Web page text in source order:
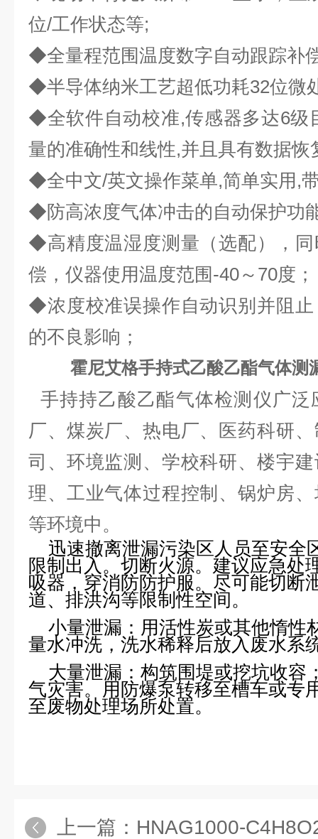
位/工作状态等;
◆全量程范围温度数字自动跟踪补
◆半导体纳米工艺超低功耗32位微
◆全软件自动校准,传感器多达6级
量的准确性和线性,并且具有数据恢
◆全中文/英文操作菜单,简单实用,
◆防高浓度气体冲击的自动保护功
◆高精度温湿度测量（选配），
偿，仪器使用温度范围-40～70度；
◆浓度校准误操作自动识别并阻
的不良影响；
霍尼艾格手持式乙酸乙酯气体测
手持持乙酸乙酯气体检测仪广
厂、煤炭厂、热电厂、医药科研
司、环境监测、学校科研、楼宇
理、工业气体过程控制、锅炉房
等环境中。
迅速撤离泄漏污染区人员至安全
限制出入。切断火源。建议应急处
吸器，穿消防防护服。尽可能切断
道、排洪沟等限制性空间。
小量泄漏：用活性炭或其他惰性
量水冲洗，洗水稀释后放入废水系
大量泄漏：构筑围堤或挖坑收容
气灾害。用防爆泵转移至槽车或专
至废物处理场所处置。
上一篇： HNAG1000-C4H8O2-HL霍尼艾格在